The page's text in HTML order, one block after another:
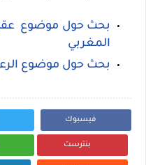
بحث حول موضوع
المغربي
بحث حول موضوع
فيسبوك
بنترست